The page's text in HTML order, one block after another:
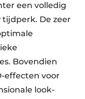
een volledig
De zeer
Bovendien
effecten voor
look-